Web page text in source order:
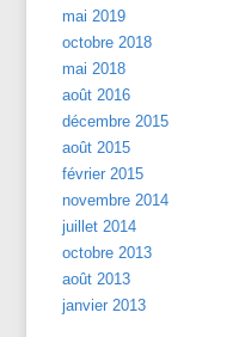
mai 2019
octobre 2018
mai 2018
août 2016
décembre 2015
août 2015
février 2015
novembre 2014
juillet 2014
octobre 2013
août 2013
janvier 2013